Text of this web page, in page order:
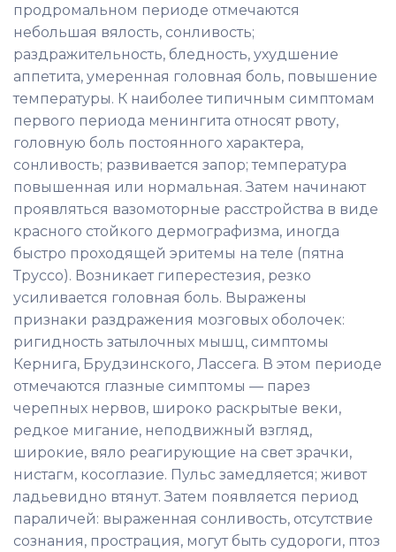
продромальном периоде отмечаются
небольшая вялость, сонливость;
раздражительность, бледность, ухудшение
аппетита, умеренная головная боль, повышение
температуры. К наиболее типичным симптомам
первого периода менингита относят рвоту,
головную боль постоянного характера,
сонливость; развивается запор; температура
повышенная или нормальная. Затем начинают
проявляться вазомоторные расстройства в виде
красного стойкого дермографизма, иногда
быстро проходящей эритемы на теле (пятна
Труссо). Возникает гиперестезия, резко
усиливается головная боль. Выражены
признаки раздражения мозговых оболочек:
ригидность затылочных мышц, симптомы
Кернига, Брудзинского, Лассега. В этом периоде
отмечаются глазные симптомы — парез
черепных нервов, широко раскрытые веки,
редкое мигание, неподвижный взгляд,
широкие, вяло реагирующие на свет зрачки,
нистагм, косоглазие. Пульс замедляется; живот
ладьевидно втянут. Затем появляется период
параличей: выраженная сонливость, отсутствие
сознания, прострация, могут быть судороги, птоз